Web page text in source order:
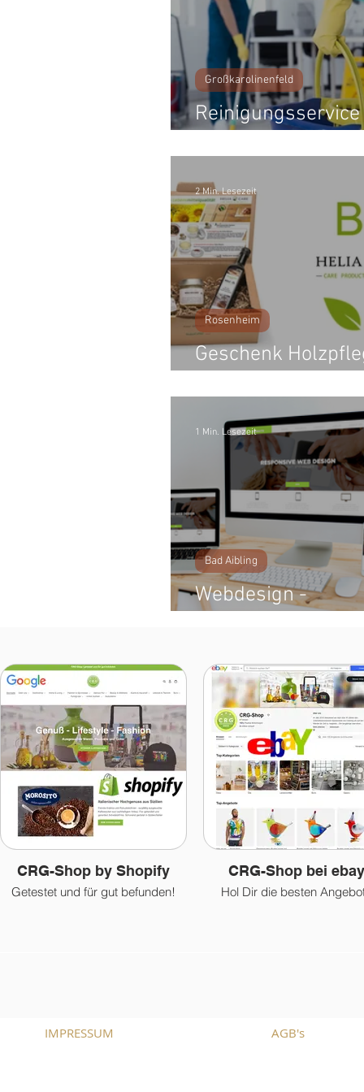
Großkarolinenfeld
Geschenk
Rosenheim
2 Min. Lesezeit
Webdesign -
Bad Aibling
1 Min. Lesezeit
CRG-Shop by Shopify
Getestet und für gut befunden!
CRG-Shop bei ebay
Hol Dir die besten
IMPRESSUM AGB's